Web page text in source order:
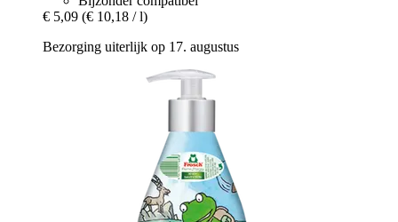
€ 5,09 (€ 10,18 / l)
Bezorging uiterlijk op 17. augustus